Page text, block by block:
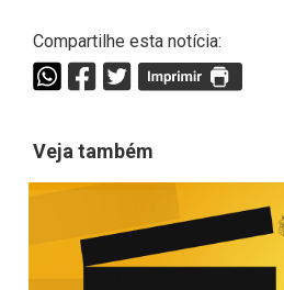
Compartilhe esta notícia:
Veja também